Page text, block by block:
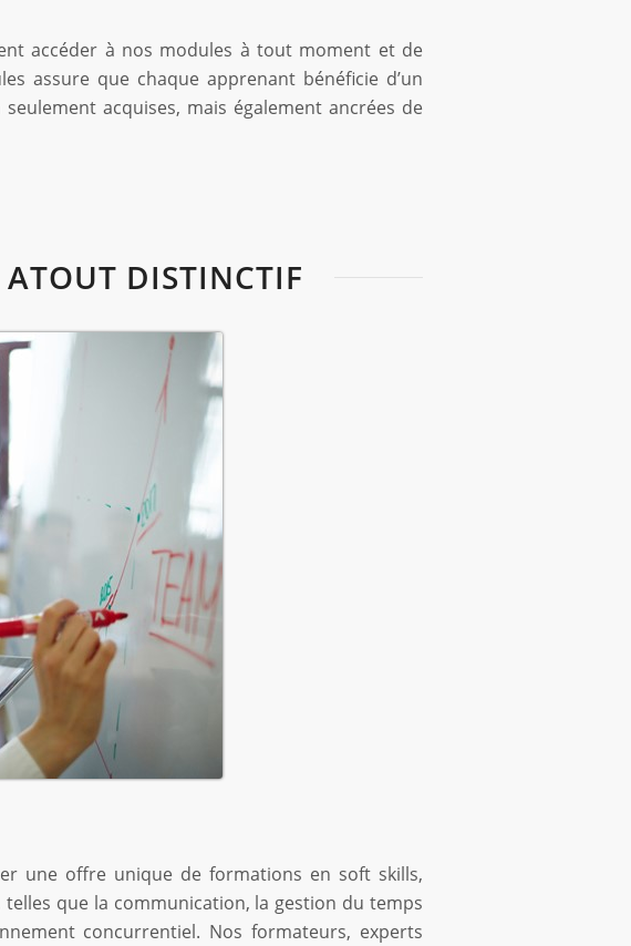
accéder à nos modules à tout moment et de
assure que chaque apprenant bénéficie d’un
acquises, mais également ancrées de
DISTINCTIF
une offre unique de formations en soft skills,
que la communication, la gestion du temps
concurrentiel. Nos formateurs, experts